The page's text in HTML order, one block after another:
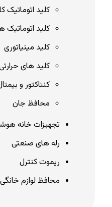
کلید اتوماتیک
کلید اتوماتیک
کلید مینیاتوری
کلید های
کنتاکتور و
محافظ جان
تجهیزات خانه
رله های صنعتی
ریموت کنترل
محافظ لوازم خانگی